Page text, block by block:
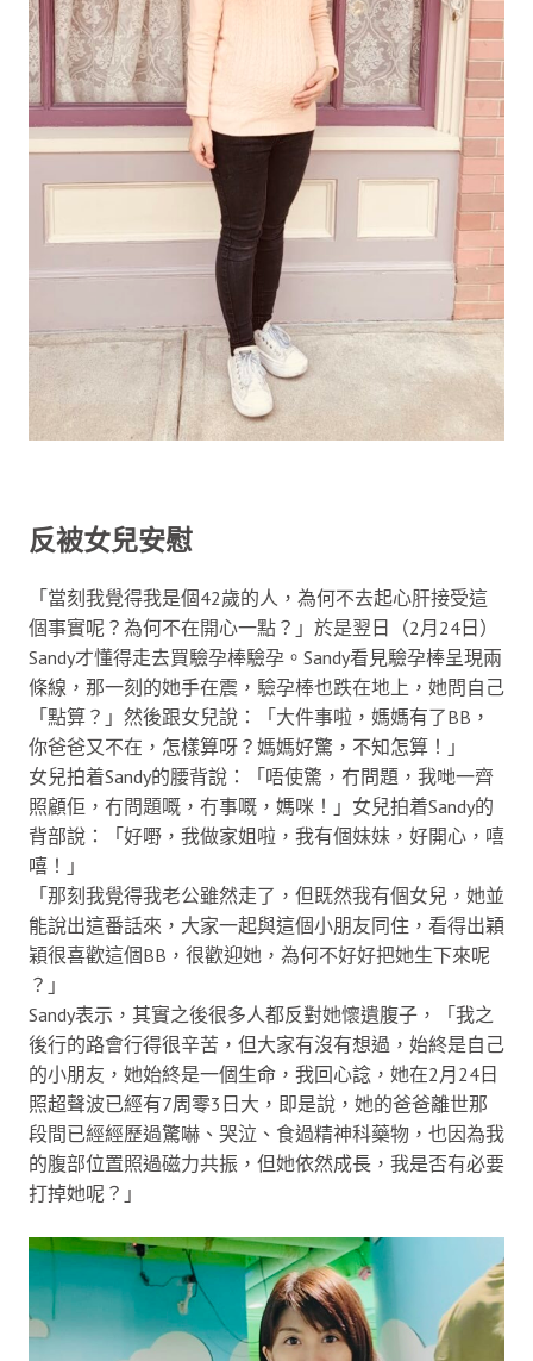
反被女兒安慰
「當刻我覺得我是個42歲的人，為何不去起心肝接受這
個事實呢？為何不在開心一點？」於是翌日（2月24日）
Sandy才懂得走去買驗孕棒驗孕。Sandy看見驗孕棒呈現兩
條線，那一刻的她手在震，驗孕棒也跌在地上，她問自己
「點算？」然後跟女兒說：「大件事啦，媽媽有了BB，
你爸爸又不在，怎樣算呀？媽媽好驚，不知怎算！」
女兒拍着Sandy的腰背說：「唔使驚，冇問題，我哋一齊
照顧佢，冇問題嘅，冇事嘅，媽咪！」女兒拍着Sandy的
背部說：「好嘢，我做家姐啦，我有個妹妹，好開心，嘻
嘻！」
「那刻我覺得我老公雖然走了，但既然我有個女兒，她並
能說出這番話來，大家一起與這個小朋友同住，看得出穎
穎很喜歡這個BB，很歡迎她，為何不好好把她生下來呢
？」
Sandy表示，其實之後很多人都反對她懷遺腹子，「我之
後行的路會行得很辛苦，但大家有沒有想過，始終是自己
的小朋友，她始終是一個生命，我回心諗，她在2月24日
照超聲波已經有7周零3日大，即是說，她的爸爸離世那
段間已經經歷過驚嚇、哭泣、食過精神科藥物，也因為我
的腹部位置照過磁力共振，但她依然成長，我是否有必要
打掉她呢？」